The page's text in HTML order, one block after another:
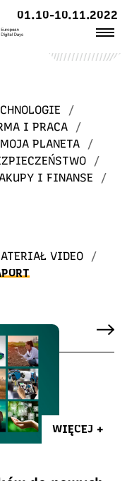
01.10-10.11.2022
/
I PRACA
/
MOJA PLANETA
/
/
I FINANSE
/
VIDEO
/
WIĘCEJ +